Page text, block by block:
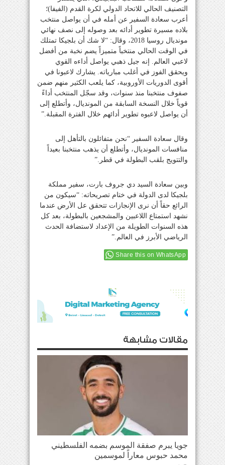
التصنيف الحالي للاتحاد الدولي لكرة القدم (الفيفا)؛
أعرب سعادة السفير عن أمله في أن يواصل منتخب
بلاده مسيرة تطوير أدائه بعد وصوله إلى نصف نهائي
مونديال روسيا 2018، وقال: “لا شك أن بلجيكا تمتلك
في الوقت الحالي منتخباً متميزاً يضم نخبة من أفضل
لاعبي العالم. إنه جيل ذهبي يواصل أداءه القوي
ويحقق الفوز في أغلب مبارياته. يشارك لاعبونا في
أقوى الدوريات الأوروبية، كما يلعب الكثير منهم ضمن
صفوف منتخبنا منذ سنوات، وقد سجّل المنتخب أداءً
قوياً خلال النسخة السابقة من المونديال، وأتطلع إلى
أن يواصل لاعبوه تطوير أدائهم خلال الفترة المقبلة.”
وقال سعادة السفير “نحن متفائلون بالتأهل إلى
منافسات المونديال، وأتطلع أن يذهب منتخبنا بعيداً
والتتويج بلقب البطولة في قطر.”
وبين سعادة السيد دي جروف بارت، سفير مملكة
بلجيكا لدى الدولة في ختام تصريحاته: “سيكون من
الرائع حقاً أن نرى الإنجازات تتحقق عل الأرض عندما
نشهد استمتاع اللاعبين والمشجعين بالبطولة، بعد كل
هذه السنوات الطويلة من الإعداد لاستضافة الحدث
الرياضي الأبرز في العالم.”
Share this on WhatsApp
مقالات مشابهة
جويا يبرم صفقة الموسم بضمه الفلسطيني
محمد حبوس معاراً لموسمين